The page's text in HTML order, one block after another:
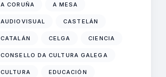
A CORUÑA A MESA
AUDIOVISUAL CASTELÁN
CATALÁN CELGA CIENCIA
CONSELLO DA CULTURA GALEGA
CULTURA EDUCACIÓN